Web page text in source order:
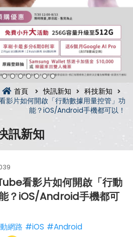
首頁 快訊新知
科技新知
影片如何開啟「行動數據用量控管」功
能？iOS/Android手機都可以！
訊新知
看影片如何開啟「行動
？iOS/Android手機都可
網路 #iOS #Android